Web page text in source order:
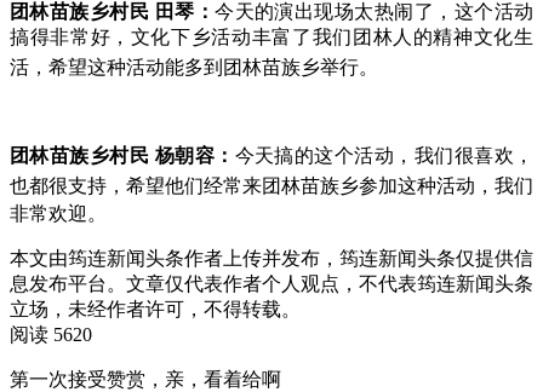
团林苗族乡村民 田琴：今天的演出现场太热闹了，这个活动
搞得非常好，文化下乡活动丰富了我们团林人的精神文化生
活，希望这种活动能多到 团林苗族乡举行。
团林苗族乡村民 杨朝容： 今天搞的这个活动，我们很喜欢，
也都很支持，希望他们经常来团林苗族乡参加这种活动，我们
非常欢迎。
本文由筠连新闻头条作者上传并发布，筠连新闻头条仅提供信
息发布平台。文章仅代表作者个人观点，不代表筠连新闻头条
立场，未经作者许可，不得转载。
阅读 5620
第一次接受赞赏，亲，看着给啊